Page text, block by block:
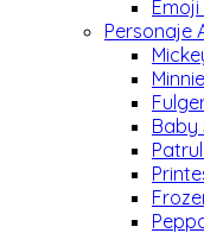
Personaje
Baby